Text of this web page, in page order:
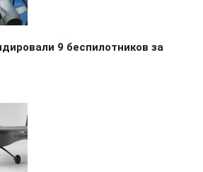
9 беспилотников за